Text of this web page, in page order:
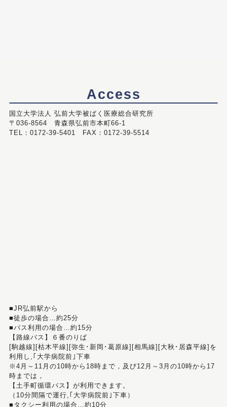
Access
国立大学法人 弘前大学被ばく医療総合研究所
〒036-8564 青森県弘前市本町66-1
TEL：0172-39-5401 FAX：0172-39-5514
■JR弘前駅から
■徒歩の場合…約25分
■バス利用の場合…約15分
【路線バス】６番のりば
[駒越線][枯木平線][弥生･新岡･葛原線][相馬線][大秋･居森平線]を
利用し,｢大学病院前｣下車
※4月～11月の10時から18時まで，及び12月～3月の10時から17
時までは，
【土手町循環バス】が利用できます。
（10分間隔で運行,｢大学病院前｣下車）
■タクシー利用の場合…約10分